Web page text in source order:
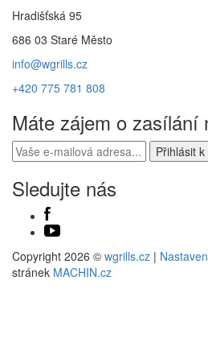
Hradišťská 95
686 03 Staré Město
info@wgrills.cz
+420 775 781 808
Máte zájem o zasílání
Sledujte nás
Copyright 2026 © wgrills.cz |
stránek MACHIN.cz